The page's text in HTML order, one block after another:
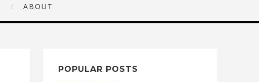
ABOUT
POPULAR POSTS